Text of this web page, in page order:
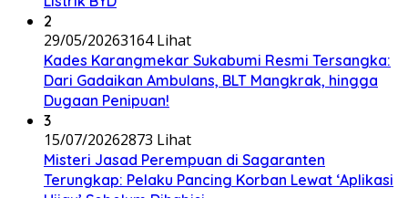
2
29/05/20263164 Lihat
Kades Karangmekar Sukabumi Resmi Tersangka:
Dari Gadaikan Ambulans, BLT Mangkrak, hingga
Dugaan Penipuan!
3
15/07/20262873 Lihat
Misteri Jasad Perempuan di Sagaranten
Terungkap: Pelaku Pancing Korban Lewat ‘Aplikasi